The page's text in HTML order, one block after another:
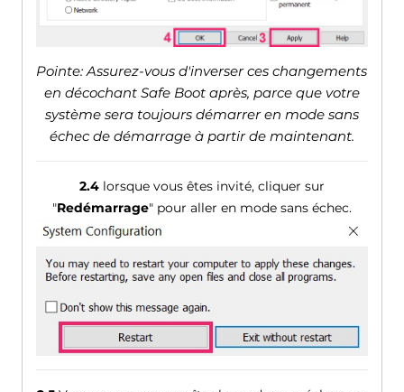
Pointe: Assurez-vous d'inverser ces changements
en décochant Safe Boot après, parce que votre
système sera toujours démarrer en mode sans
échec de démarrage à partir de maintenant.
2.4lorsque vous êtes invité, cliquer sur
"Redémarrage" pour aller en mode sans échec.